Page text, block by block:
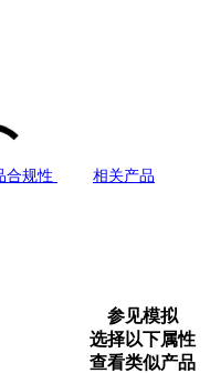
合规性
相关产品
参见模拟
选择以下属性
查看类似产品